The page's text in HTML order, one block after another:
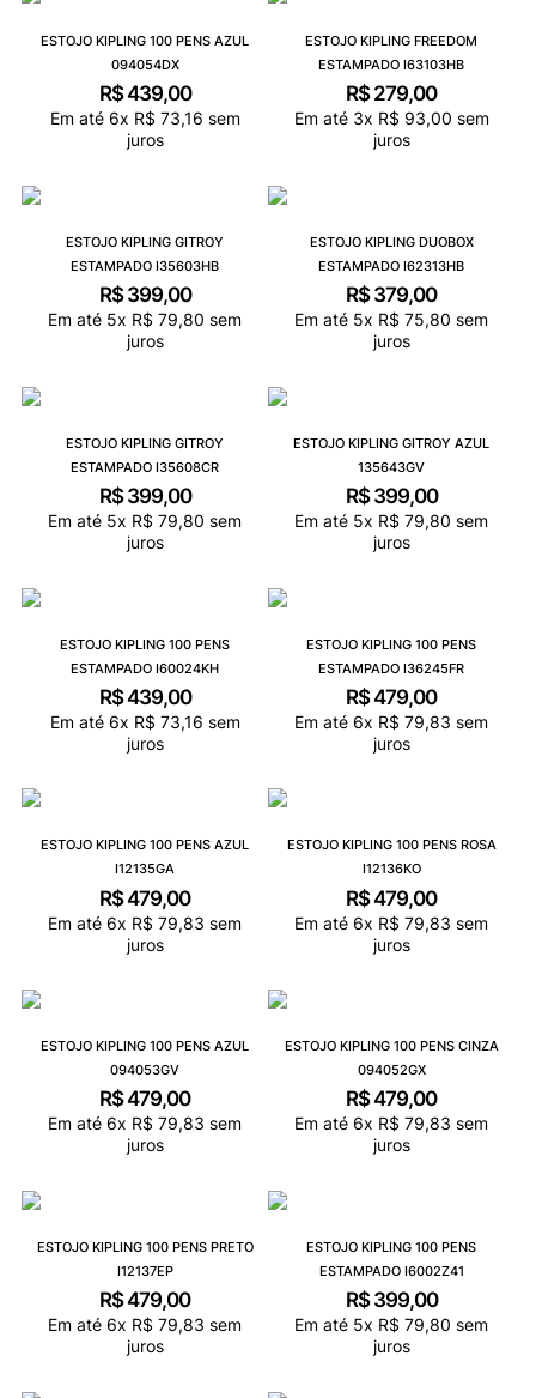
ESTOJO KIPLING 100 PENS AZUL
094054DX
R$439,00
Em até 6x R$ 73,16 sem
juros
ESTOJO KIPLING FREEDOM
ESTAMPADO I63103HB
R$ 279,00
Em até 3x R$ 93,00 sem
juros
ESTOJO KIPLING GITROY
ESTAMPADO I35603HB
R$ 399,00
Em até 5x R$ 79,80 sem
juros
ESTOJO KIPLING DUOBOX
ESTAMPADO I62313HB
R$ 379,00
Em até 5x R$ 75,80 sem
juros
ESTOJO KIPLING GITROY
ESTAMPADO I35608CR
R$ 399,00
Em até 5x R$ 79,80 sem
juros
ESTOJO KIPLING GITROY AZUL
135643GV
R$ 399,00
Em até 5x R$ 79,80 sem
juros
ESTOJO KIPLING 100 PENS
ESTAMPADO I60024KH
R$439,00
Em até 6x R$ 73,16 sem
juros
ESTOJO KIPLING 100 PENS
ESTAMPADO I36245FR
R$479,00
Em até 6x R$ 79,83 sem
juros
ESTOJO KIPLING 100 PENS AZUL
I12135GA
R$479,00
Em até 6x R$ 79,83 sem
juros
ESTOJO KIPLING 100 PENS ROSA
I12136KO
R$479,00
Em até 6x R$ 79,83 sem
juros
ESTOJO KIPLING 100 PENS AZUL
094053GV
R$479,00
Em até 6x R$ 79,83 sem
juros
ESTOJO KIPLING 100 PENS CINZA
094052GX
R$479,00
Em até 6x R$ 79,83 sem
juros
ESTOJO KIPLING 100 PENS PRETO
I12137EP
R$479,00
Em até 6x R$ 79,83 sem
juros
ESTOJO KIPLING 100 PENS
ESTAMPADO I6002Z41
R$ 399,00
Em até 5x R$ 79,80 sem
juros